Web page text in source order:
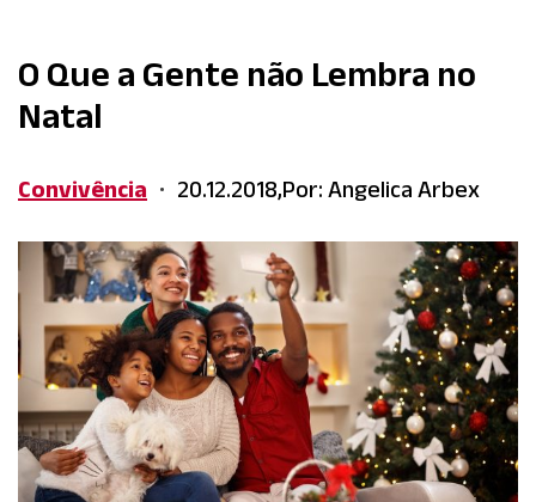
O Que a Gente não Lembra no
Natal
Convivência • 20.12.2018,Por: Angelica Arbex